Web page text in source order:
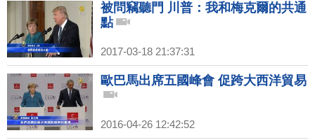
被問竊聽門 川普：我和梅克爾的共通
點
2017-03-18 21:37:31
歐巴馬出席五國峰會 促跨大西洋貿易
2016-04-26 12:42:52